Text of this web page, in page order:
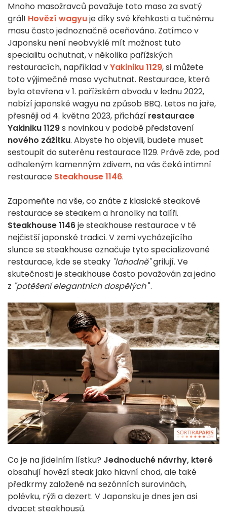
Mnoho masožravců považuje toto maso za svatý
grál! Hovězí wagyuje díky své křehkosti a tučnému
masu často jednoznačně oceňováno. Zatímco v
Japonsku není neobvyklé mít možnost tuto
specialitu ochutnat, v několika pařížských
restauracích, například vYakiniku 1129, si můžete
toto výjimečné maso vychutnat. Restaurace, která
byla otevřena v 1. pařížském obvodu v lednu 2022,
nabízí japonské wagyu na způsob BBQ. Letos na jaře,
přesněji od 4. května 2023, přichází restaurace
Yakiniku 1129s novinkou v podobě představení
nového zážitku. Abyste ho objevili, budete muset
sestoupit do suterénu restaurace 1129. Právě zde, pod
odhaleným kamenným zdivem, na vás čeká intimní
restaurace Steakhouse 1146.
Zapomeňte na vše, co znáte z klasické steakové
restaurace se steakem a hranolky na talíři.
Steakhouse 1146je steakhouse restaurace v té
nejčistší japonské tradici. V zemi vycházejícího
slunce se steakhouse označuje tyto specializované
restaurace, kde se steaky "lahodně"grilují. Ve
skutečnosti je steakhouse často považován za jedno
z "potěšení elegantních dospělých".
Co je na jídelním lístku? Jednoduché návrhy, které
obsahují hovězí steak jako hlavní chod, ale také
předkrmy založené na sezónních surovinách,
polévku, rýži a dezert. V Japonsku je dnes jen asi
dvacet steakhousů.